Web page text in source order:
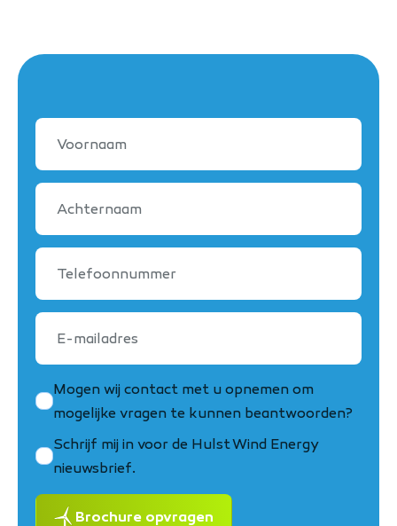
Voornaam
Achternaam
Telefoonnummer
E-
mailadres
Mogen wij contact met u opnemen om
mogelijke vragen te kunnen beantwoorden?
Schrijf mij in voor de Hulst Wind Energy
nieuwsbrief.
Brochure opvragen